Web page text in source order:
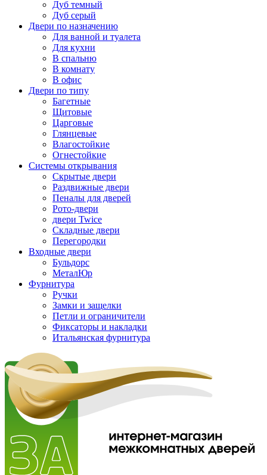
Дуб темный
Дуб серый
Двери по назначению
Для ванной и туалета
Для кухни
В спальню
В комнату
В офис
Двери по типу
Багетные
Щитовые
Царговые
Глянцевые
Влагостойкие
Огнестойкие
Системы открывания
Скрытые двери
Раздвижные двери
Пеналы для дверей
Рото-двери
двери Twice
Складные двери
Перегородки
Входные двери
Бульдорс
МеталЮр
Фурнитура
Ручки
Замки и защелки
Петли и ограничители
Фиксаторы и накладки
Итальянская фурнитура